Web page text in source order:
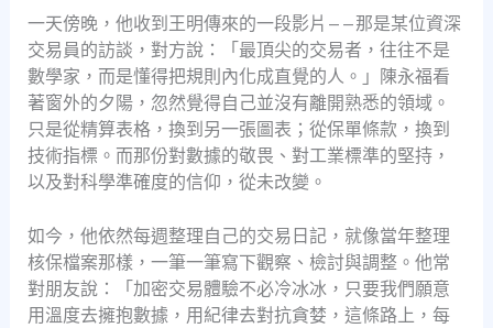
一天傍晚，他收到王明傳來的一段影片——那是某位資深
交易員的訪談，對方說：「最頂尖的交易者，往往不是
數學家，而是懂得把規則內化成直覺的人。」陳永福看
著窗外的夕陽，忽然覺得自己並沒有離開熟悉的領域。
只是從精算表格，換到另一張圖表；從保單條款，換到
技術指標。而那份對數據的敬畏、對工業標準的堅持，
以及對科學準確度的信仰，從未改變。
如今，他依然每週整理自己的交易日記，就像當年整理
核保檔案那樣，一筆一筆寫下觀察、檢討與調整。他常
對朋友說：「加密交易體驗不必冷冰冰，只要我們願意
用溫度去擁抱數據，用紀律去對抗貪婪，這條路上，每